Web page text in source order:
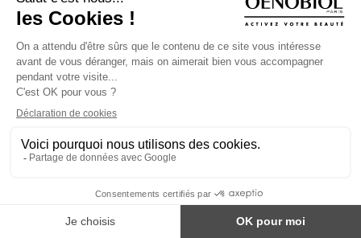
© 2024 Oenobiol Paris
Mentions légales
Conditions Générales d’Utilisation
Politique en matière de cookies
POUR VOTRE SANTÉ, MANGEZ AU MOINS CINQ FRUITS ET LÉGUMES PAR JOUR -
ne pas être utilisés comme substituts d'un régimes alimentaire varié et équilibré.
Réservé à l'adulte. Consulter attentivement l'étiquetage des produits avant l'utilisation.